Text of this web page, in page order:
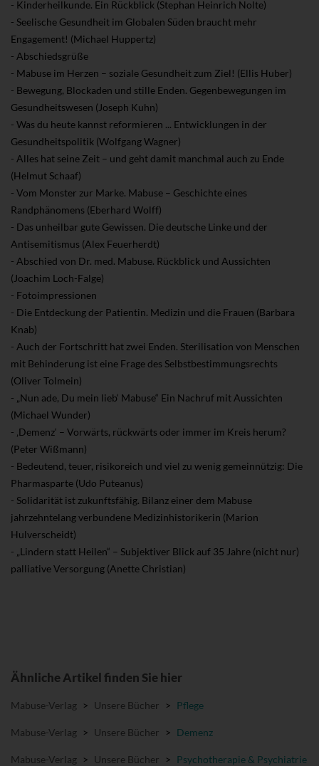
- Kinderheilkunde. Ein Rückblick (Stephan Heinrich Nolte)
- Seelische Gesundheit im Globalen Süden braucht mehr
Engagement! (Michael Huppertz)
- Abschiedsgrüße
- Mabuse im Herzen – soziale Gesundheit zum Ziel! (Ellis Huber)
- Bewegung, Blockaden und stille Enden. Gegenbewegungen im
Gesundheitswesen (Joseph Kuhn)
- Was du heute kannst reformieren ... Entwicklungen in der
Gesundheitspolitik (Wolfgang Wagner)
- Alles hat seine Zeit – und geht damit manchmal auch zu Ende
(Helmut Schaaf)
- Vom Monster zur Marke. Mabuse – Geschichte eines
Randphänomens (Eberhard Wolff)
- Das unheilbar gute Gewissen. Die deutsche Linke und der
Antisemitismus (Alex Feuerherdt)
- Abschied von Dr. med. Mabuse. Rückblick und Aussichten
(Joachim Loch-Falge)
- Fotoimpressionen
- Die Entdeckung der Patientin. Medizin und die Frauen (Barbara
Knab)
- Auch der Fortschritt hat zwei Enden. Sterilisation von Menschen
mit Behinderung ist eine Frage des Selbstbestimmungsrechts
(Oliver Tolmein)
- „Nun ade, Du mein lieb‘ Mabuse“ Ein Nachruf mit Aussichten
(Michael Wunder)
- ‚Demenz‘ – Vorwärts, rückwärts oder immer im Kreis herum?
(Peter Wißmann)
- Bedeutend, teuer, risikoreich und viel zu wenig gemeinnützig: Die
Pharmasparte (Udo Puteanus)
- Solidarität ist zukunftsfähig. Bilanz einer dem Mabuse
jahrzehntelang verbundene Medizinhistorikerin (Marion
Hulverscheidt)
- „Lindern statt Heilen“ – Subjektiver Blick auf 35 Jahre (nicht nur)
palliative Versorgung (Anette Christian)
Ähnliche Artikel finden Sie hier
Mabuse-Verlag > Unsere Bücher > Pflege
Mabuse-Verlag > Unsere Bücher > Demenz
Mabuse-Verlag > Unsere Bücher > Psychotherapie & Psychiatrie